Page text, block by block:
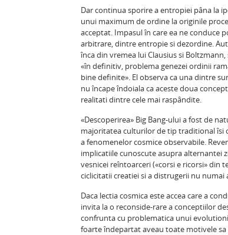
Dar continua sporire a entropiei pâna la
unui maximum de ordine la originile
acceptat. Impasul în care ea ne conduce
arbitrare, dintre entropie si dezordine.
înca din vremea lui Clausius si
«în definitiv, problema genezei ordinii
bine definite». El observa ca una dintre
nu încape îndoiala ca aceste doua
realitati dintre cele mai raspândite.
«Descoperirea» Big Bang-ului a fost de
majoritatea culturilor de tip traditional îsi
a fenomenelor cosmice observabile.
implicatiile cunoscute asupra alternantei
vesnicei reîntoarceri («corsi e ricorsi» din
ciclicitatii creatiei si a distrugerii nu numai
Daca lectia cosmica este accea care a
invita la o reconside-rare a conceptiilor
confrunta cu problematica unui
foarte îndepartat aveau toate motivele